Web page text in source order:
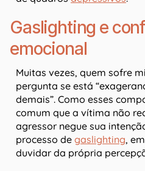
Gaslighting e
emocional
Muitas vezes, quem sofre
pergunta se está
demais”. Como esses
comum que a vítima não
agressor negue sua
processo de gaslighting,
duvidar da própria